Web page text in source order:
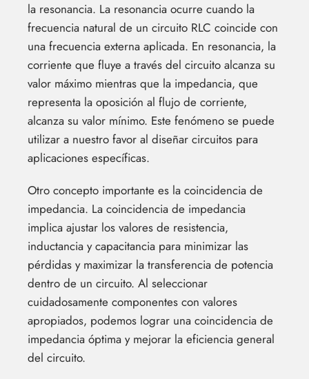
la resonancia. La resonancia ocurre cuando la
frecuencia natural de un circuito RLC coincide con
una frecuencia externa aplicada. En resonancia, la
corriente que fluye a través del circuito alcanza su
valor máximo mientras que la impedancia, que
representa la oposición al flujo de corriente,
alcanza su valor mínimo. Este fenómeno se puede
utilizar a nuestro favor al diseñar circuitos para
aplicaciones específicas.
Otro concepto importante es la coincidencia de
impedancia. La coincidencia de impedancia
implica ajustar los valores de resistencia,
inductancia y capacitancia para minimizar las
pérdidas y maximizar la transferencia de potencia
dentro de un circuito. Al seleccionar
cuidadosamente componentes con valores
apropiados, podemos lograr una coincidencia de
impedancia óptima y mejorar la eficiencia general
del circuito.